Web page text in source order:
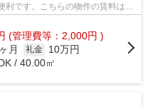
です。こちらの物件の賃料は4.5
(管理費等：2,000円 )
月 礼金
10万円
/ 40.00㎡